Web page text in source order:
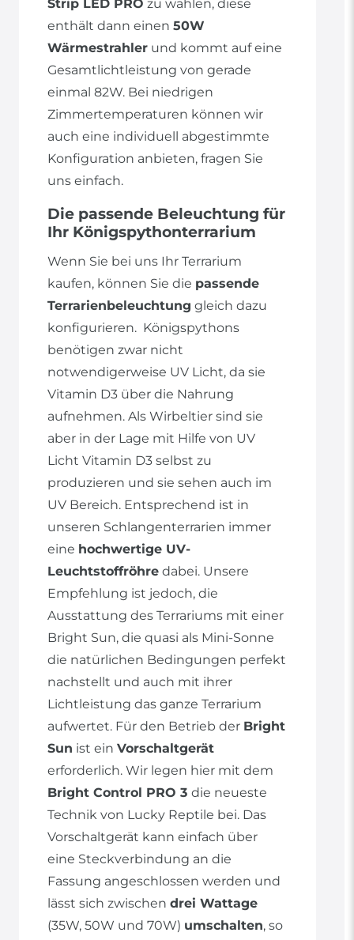
Strip LED PRO zu wählen, diese
enthält dann einen 50W
Wärmestrahler und kommt auf eine
Gesamtlichtleistung von gerade
einmal 82W. Bei niedrigen
Zimmertemperaturen können wir
auch eine individuell abgestimmte
Konfiguration anbieten, fragen Sie
uns einfach.
Die passende Beleuchtung für
Ihr Königspythonterrarium
Wenn Sie bei uns Ihr Terrarium
kaufen, können Sie die passende
Terrarienbeleuchtung gleich dazu
konfigurieren. Königspythons
benötigen zwar nicht
notwendigerweise UV Licht, da sie
Vitamin D3 über die Nahrung
aufnehmen. Als Wirbeltier sind sie
aber in der Lage mit Hilfe von UV
Licht Vitamin D3 selbst zu
produzieren und sie sehen auch im
UV Bereich. Entsprechend ist in
unseren Schlangenterrarien immer
eine hochwertige UV-
Leuchtstoffröhre dabei. Unsere
Empfehlung ist jedoch, die
Ausstattung des Terrariums mit einer
Bright Sun, die quasi als Mini-Sonne
die natürlichen Bedingungen perfekt
nachstellt und auch mit ihrer
Lichtleistung das ganze Terrarium
aufwertet. Für den Betrieb der Bright
Sun ist ein Vorschaltgerät
erforderlich. Wir legen hier mit dem
Bright Control PRO 3 die neueste
Technik von Lucky Reptile bei. Das
Vorschaltgerät kann einfach über
eine Steckverbindung an die
Fassung angeschlossen werden und
lässt sich zwischen drei Wattage
(35W, 50W und 70W) umschalten, so